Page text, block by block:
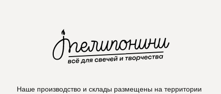
Наше производство и склады размещены на территории
VKontakte